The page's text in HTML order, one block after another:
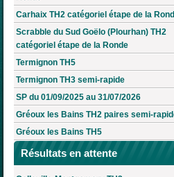
Carhaix TH2 catégoriel étape de la
Scrabble du Sud Goëlo (Plourhan) TH2
catégoriel étape de la Ronde
Termignon TH5
Termignon TH3 semi-rapide
SP du 01/09/2025 au 31/07/2026
Gréoux les Bains TH2 paires semi-
Gréoux les Bains TH5
Résultats en attente